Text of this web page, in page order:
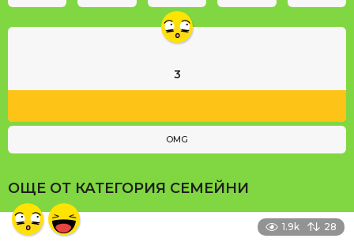
3
OMG
ОЩЕ ОТ КАТЕГОРИЯ СЕМЕЙНИ
1.9k 28